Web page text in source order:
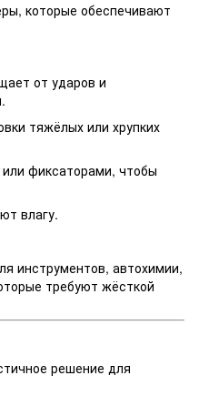
которые обеспечивают
от ударов и
тяжёлых или хрупких
фиксаторами, чтобы
влагу.
инструментов, автохимии,
требуют жёсткой
решение для